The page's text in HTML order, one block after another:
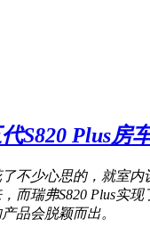
S820 Plus房
不少心思的，就室
而瑞弗S820 Plus实
品会脱颖而出。